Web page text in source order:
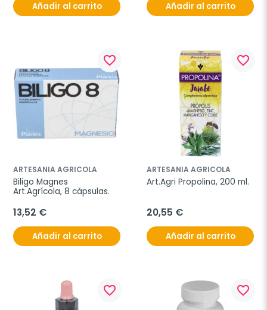
Añadir al carrito Añadir al carrito
favorite_border
ARTESANIA AGRICOLA
Biligo Magnes
Art.Agrícola, 8 cápsulas.
13,52 €
Añadir al carrito
favorite_border
ARTESANIA AGRICOLA
Art.Agri Propolina, 200 ml.
20,55 €
Añadir al carrito
favorite_border favorite_border